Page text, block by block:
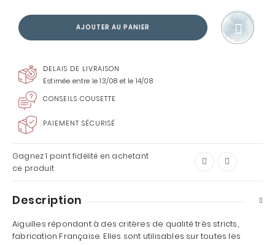
AJOUTER AU PANIER
DELAIS DE LIVRAISON
Estimée entre le 13/08 et le 14/08
CONSEILS COUSETTE
PAIEMENT SÉCURISÉ
Gagnez1 pointfidélité en achetant
ce produit
Description
Aiguilles répondant à des critères de qualité très stricts,
fabrication Française. Elles sont utilisables sur toutes les